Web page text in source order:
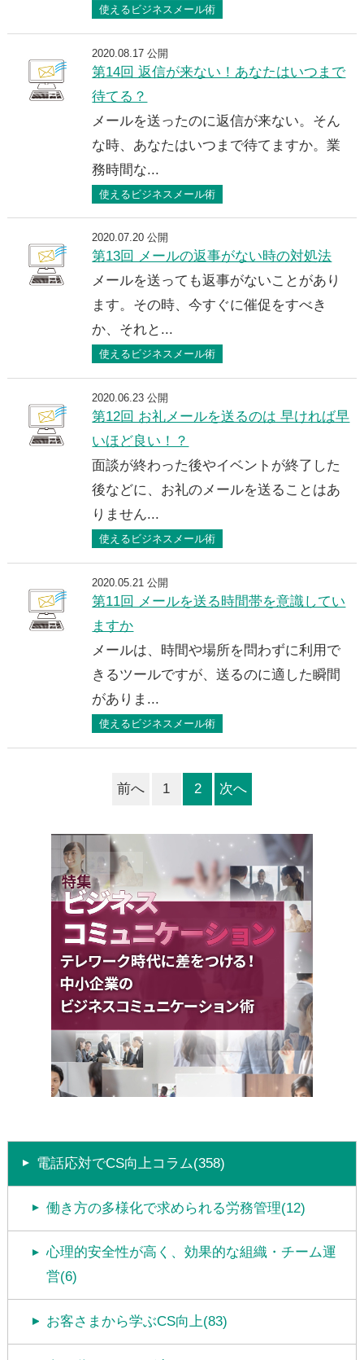
使えるビジネスメール術
2020.08.17 公開
第14回 返信が来ない！あなたはいつまで
待てる？
メールを送ったのに返信が来ない。そん
な時、あなたはいつまで待てますか。業
務時間な...
使えるビジネスメール術
2020.07.20 公開
第13回 メールの返事がない時の対処法
メールを送っても返事がないことがあり
ます。その時、今すぐに催促をすべき
か、それと...
使えるビジネスメール術
2020.06.23 公開
第12回 お礼メールを送るのは 早ければ早
いほど良い！？
面談が終わった後やイベントが終了した
後などに、お礼のメールを送ることはあ
りません...
使えるビジネスメール術
2020.05.21 公開
第11回 メールを送る時間帯を意識してい
ますか
メールは、時間や場所を問わずに利用で
きるツールですが、送るのに適した瞬間
がありま...
使えるビジネスメール術
前へ 1 2 次へ
電話応対でCS向上コラム(358)
働き方の多様化で求められる労務管理(12)
心理的安全性が高く、効果的な組織・チーム運
営(6)
お客さまから学ぶCS向上(83)